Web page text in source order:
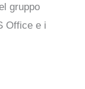
gruppo
Office e i